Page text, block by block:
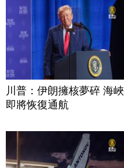
川普：伊朗擁核夢碎 海峽
即將恢復通航